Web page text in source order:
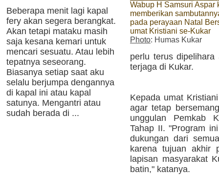
Beberapa menit lagi kapal
fery akan segera berangkat.
Akan tetapi mataku masih
saja kesana kemari untuk
mencari sesuatu. Atau lebih
tepatnya seseorang.
Biasanya setiap saat aku
selalu berjumpa dengannya
di kapal ini atau kapal
satunya. Mengantri atau
sudah berada di ...
Wabup H Samsuri Aspar
memberikan
pada perayaan Natal
umat Kristiani se-Kukar
Photo: Humas Kukar
perlu terus
terjaga di Kukar.
Kepada umat
agar tetap
unggulan Pemkab
Tahap II. "Program
dukungan dari
karena tujuan akhir
lapisan masyarakat
batin," katanya.